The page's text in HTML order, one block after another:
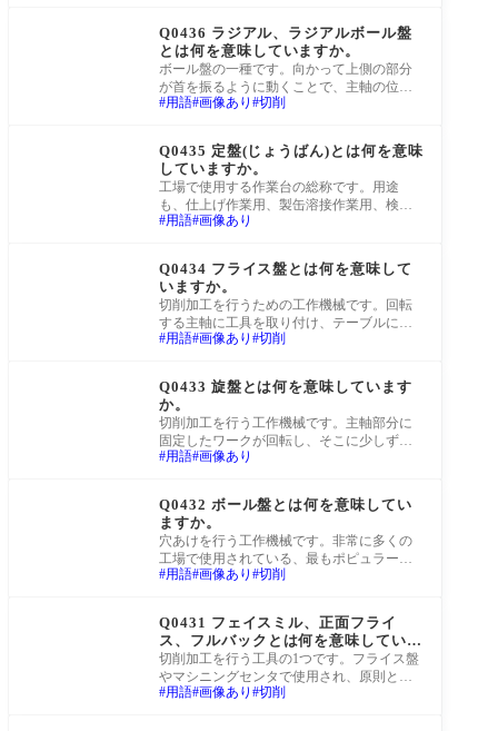
Q0436 ラジアル、ラジアルボール盤
とは何を意味していますか。
ボール盤の一種です。向かって上側の部分
が首を振るように動くことで、主軸の位置
を動かして穴の位置決めを行うことができ
用語 画像あり 切削
Q0435 定盤(じょうばん)とは何を意味
していますか。
工場で使用する作業台の総称です。用途
も、仕上げ作業用、製缶溶接作業用、検査
用と様々で、用途によりその材質も鉄板、
用語 画像あり
Q0434 フライス盤とは何を意味して
いますか。
切削加工を行うための工作機械です。回転
する主軸に工具を取り付け、テーブルに固
定したワークをその工具に当てることで切
用語 画像あり 切削
Q0433 旋盤とは何を意味しています
か。
切削加工を行う工作機械です。主軸部分に
固定したワークが回転し、そこに少しずつ
近づけていく工具が当たることで切削加工
用語 画像あり
Q0432 ボール盤とは何を意味してい
ますか。
穴あけを行う工作機械です。非常に多くの
工場で使用されている、最もポピュラーな
機械の1つです。卓上ボール盤、直立ボール
用語 画像あり 切削
Q0431 フェイスミル、正面フライ
ス、フルバックとは何を意味していま
すか。
切削加工を行う工具の1つです。フライス盤
やマシニングセンタで使用され、原則とし
て比較的大きな面のツラ挽きに使用されま
用語 画像あり 切削